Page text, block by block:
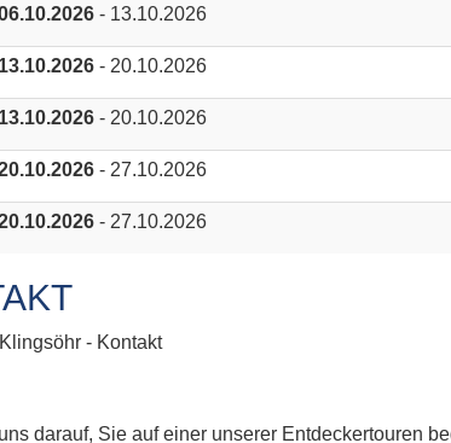
- 13.10.2026
13.10.2026 - 20.10.2026
13.10.2026 - 20.10.2026
- 27.10.2026
- 27.10.2026
- Kontakt
darauf, Sie auf einer unserer Entdeckertouren